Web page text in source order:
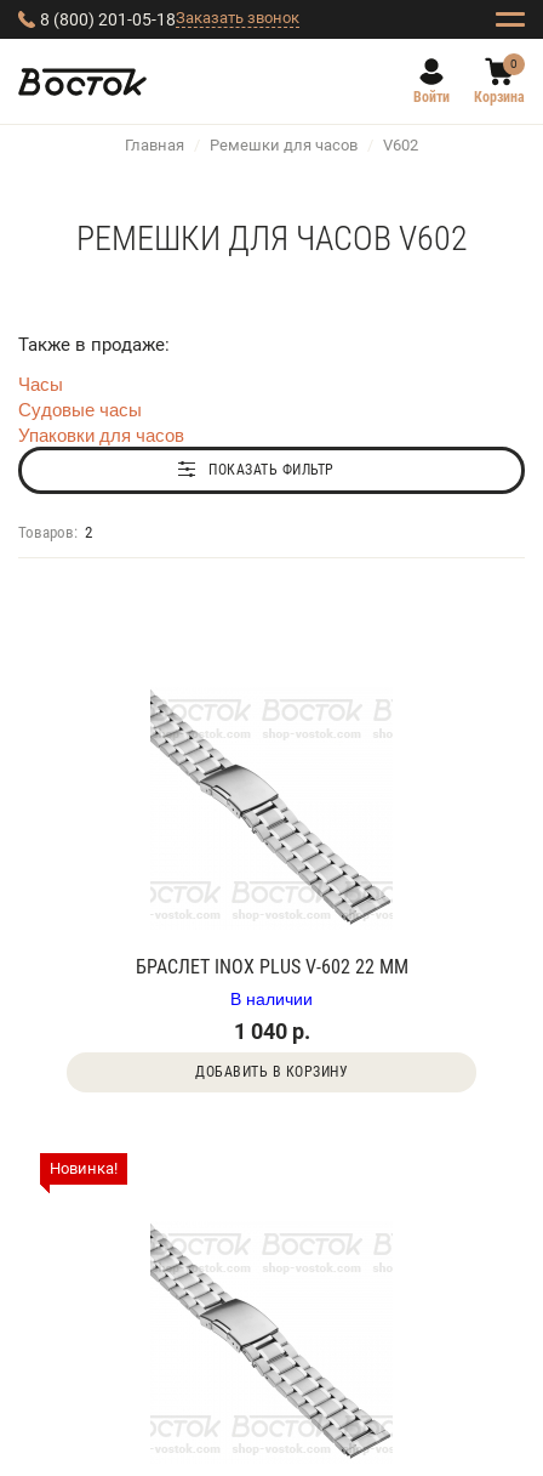
8 (800) 201-05-18Заказать звонок
Войти
0
Корзина
Главная / Ремешки для часов / V602
РЕМЕШКИ ДЛЯ ЧАСОВ V602
Также в продаже:
Часы
Судовые часы
Упаковки для часов
ПОКАЗАТЬ ФИЛЬТР
Товаров: 2
БРАСЛЕТ INOX PLUS V-602 22 ММ
В наличии
1 040 р.
ДОБАВИТЬ В КОРЗИНУ
Новинка!